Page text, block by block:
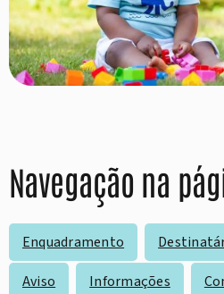
Navegação na
Enquadramento
Aviso
Informações